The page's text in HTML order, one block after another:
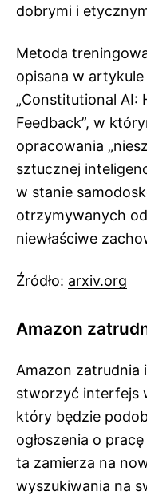
dobrymi i
Metoda
opisana w
„Constitutional AI:
Feedback”, w
opracowania
sztucznej
w stanie
otrzymywanych
niewłaściwe
Źródło: arxiv.org
Amazon
Amazon zatrudnia
stworzyć interfejs
który będzie
ogłoszenia o
ta zamierza na
wyszukiwania na